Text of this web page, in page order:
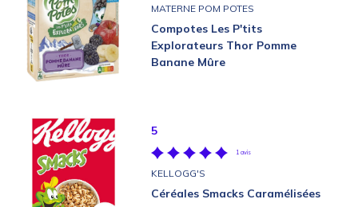
MATERNE POM POTES
Compotes Les P'tits
Explorateurs Thor Pomme
Banane Mûre
5
1 avis
KELLOGG'S
Céréales Smacks Caramélisées